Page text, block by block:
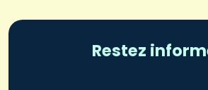
Restez